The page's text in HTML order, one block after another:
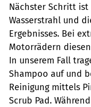
Nächster Schritt ist
Wasserstrahl und
Ergebnisses. Bei
Motorrädern
In unserem Fall
Shampoo auf und
Reinigung mittels
Scrub Pad.